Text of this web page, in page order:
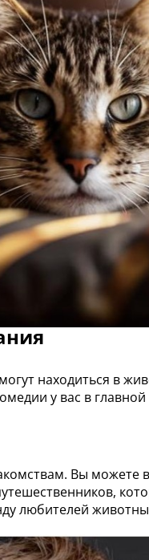
находиться в
у вас в
Вы можете
любителей